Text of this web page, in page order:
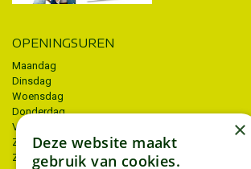
OPENINGSUREN
Maandag
Dinsdag
Woensdag
Donderdag
Vrijdag
Zaterdag
Zondag
×
Deze website maakt
gebruik van cookies.